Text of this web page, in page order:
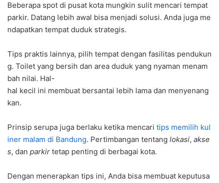
Beberapa spot di pusat kota mungkin sulit mencari tempat
parkir. Datang lebih awal bisa menjadi solusi. Anda juga me
ndapatkan tempat duduk strategis.
Tips praktis lainnya, pilih tempat dengan fasilitas pendukun
g. Toilet yang bersih dan area duduk yang nyaman menam
bah nilai. Hal-
hal kecil ini membuat bersantai lebih lama dan menyenang
kan.
Prinsip serupa juga berlaku ketika mencari tips memilih kul
iner malam di Bandung. Pertimbangan tentang lokasi, akse
s, dan parkir tetap penting di berbagai kota.
Dengan menerapkan tips ini, Anda bisa membuat keputusa